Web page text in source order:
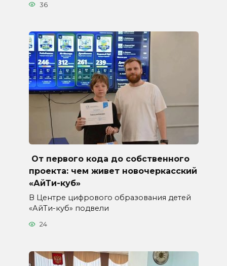
36
От первого кода до собственного
проекта: чем живет новочеркасский
«АйТи-куб»
В Центре цифрового образования детей
«АйТи-куб» подвели
24